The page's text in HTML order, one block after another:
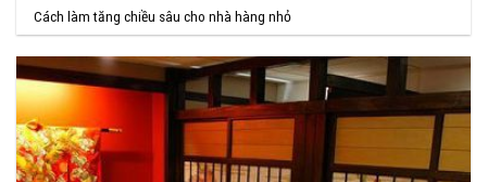
Cách làm tăng chiều sâu cho nhà hàng nhỏ